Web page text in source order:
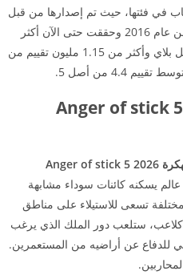
في فئتها، حيث تم إصدارها من قبل
استوديو الألعاب المذكور في فبراير من عام 2016 وحققت حتى الآن أكثر
من 50 مليون تحميل على متجر جوجل بلاي وأكثر من 1.15 مليون تقييم من
4.4 من أصل 5.
تحميل غضب العصا 5 الزومبي مهكرة Anger of stick 5 2026
يسكنه كائنات سوداء مشابهة
تسعى للاستيلاء على مناطق
ستلعب دور الملك الذي يرغب
للدفاع عن أراضيه من المستعمرين.